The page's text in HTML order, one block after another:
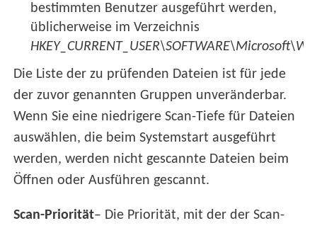
bestimmten Benutzer ausgeführt werden,
üblicherweise im Verzeichnis
Die Liste der zu prüfenden Dateien ist für jede
der zuvor genannten Gruppen unveränderbar.
Wenn Sie eine niedrigere Scan-Tiefe für Dateien
auswählen, die beim Systemstart ausgeführt
werden, werden nicht gescannte Dateien beim
Öffnen oder Ausführen gescannt.
Scan-Priorität– Die Priorität, mit der der Scan-